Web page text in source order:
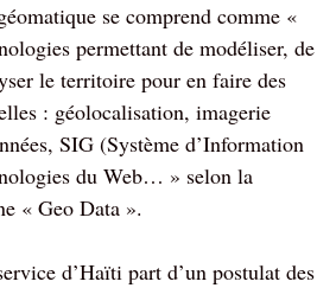
se comprend comme «
permettant de modéliser, de
le territoire pour en faire des
: géolocalisation, imagerie
SIG (Système d’Information
du Web… » selon la
« Geo Data ».
d’Haïti part d’un postulat des